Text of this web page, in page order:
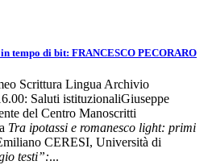
tempo di bit: FRANCESCO PECORARO
Scrittura Lingua Archivio
Saluti istituzionaliGiuseppe
del Centro Manoscritti
Tra ipotassi e romanesco light: primi
CERESI, Università di
testi”:...